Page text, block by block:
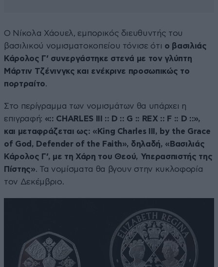
Ο Νίκολα Χάουελ, εμπορικός διευθυντής του
βασιλικού νομισματοκοπείου τόνισε ότι ο βασιλιάς
Κάρολος Γ’ συνεργάστηκε στενά με τον γλύπτη
Μάρτιν Τζένινγκς και ενέκρινε προσωπικώς το
πορτραίτο.
Στο περίγραμμα των νομισμάτων θα υπάρχει η
επιγραφή: «:: CHARLES III :: D :: G :: REX :: F :: D ::»,
και μεταφράζεται ως: «King Charles ΙΙΙ, by the Grace
of God, Defender of the Faith», δηλαδή, «Βασιλιάς
Κάρολος Γ’, με τη Χάρη του Θεού, Υπερασπιστής της
Πίστης». Τα νομίσματα θα βγουν στην κυκλοφορία
τον Δεκέμβριο.